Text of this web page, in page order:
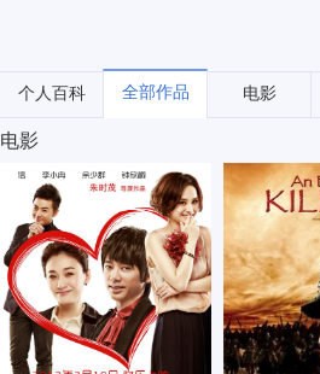
个人百科 全部作品 电影
电影